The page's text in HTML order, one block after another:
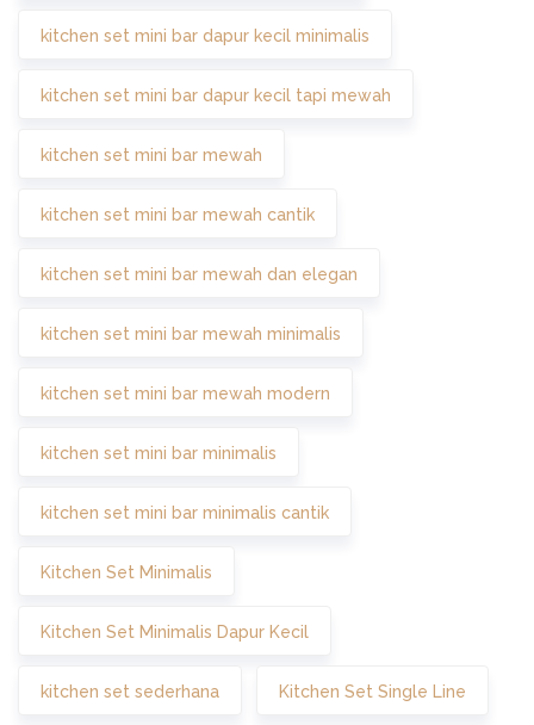
kitchen set mini bar dapur kecil minimalis
kitchen set mini bar dapur kecil tapi mewah
kitchen set mini bar mewah
kitchen set mini bar mewah cantik
kitchen set mini bar mewah dan elegan
kitchen set mini bar mewah minimalis
kitchen set mini bar mewah modern
kitchen set mini bar minimalis
kitchen set mini bar minimalis cantik
Kitchen Set Minimalis
Kitchen Set Minimalis Dapur Kecil
kitchen set sederhana Kitchen Set Single Line